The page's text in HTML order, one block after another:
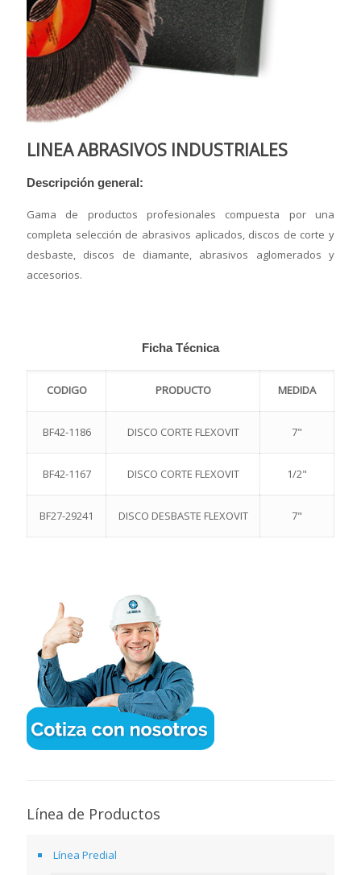
LINEA ABRASIVOS INDUSTRIALES
Descripción general:
Gama de productos profesionales compuesta por una
completa selección de abrasivos aplicados, discos de corte y
desbaste, discos de diamante, abrasivos aglomerados y
accesorios.
Ficha Técnica
CODIGO PRODUCTO MEDIDA
BF42-1186 DISCO CORTE FLEXOVIT 7"
BF42-1167 DISCO CORTE FLEXOVIT 1/2"
BF27-29241 DISCO DESBASTE FLEXOVIT 7"
Línea de Productos
Línea Predial